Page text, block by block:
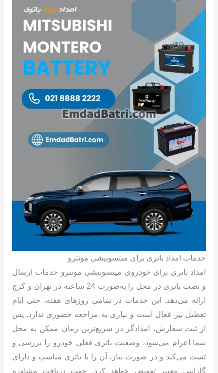
خدمات امداد باتری برای میتسوبیشی مونترو
امداد باتری برای خودروی میتسوبیشی مونترو خدمات ارسال
و نصب باتری در محل را به‌صورت 24 ساعته در تهران و کرج
ارائه می‌دهد. این خدمات در تمامی روزهای هفته، حتی ایام
تعطیل نیز فعال است و نیازی به مراجعه حضوری ندارد. پس
از ثبت سفارش، امدادگر در سریع‌ترین زمان ممکن به محل
شما اعزام می‌شود، وضعیت باتری فعلی خودرو را بررسی و
تست می‌کند و در صورت نیاز، آن را با باتری مناسب و دارای
گارانتی معتبر تعویض خواهد کرد. جهت دریافت مشاوره